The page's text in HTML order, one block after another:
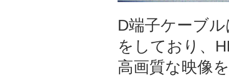
D端子ケーブ
をしており、
高画質な映像